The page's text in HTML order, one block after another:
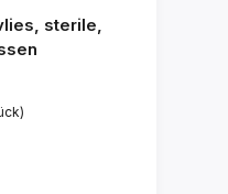
sterile,